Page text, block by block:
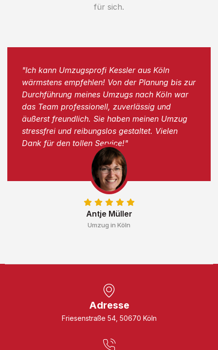
für sich.
Antje Müller
Umzug in Köln
"Ich kann Umzugsprofi Kessler aus Köln
wärmstens empfehlen! Von der Planung bis zur
Durchführung meines Umzugs nach Köln war
das Team professionell, zuverlässig und
äußerst freundlich. Sie haben meinen Umzug
stressfrei und reibungslos gestaltet. Vielen
Dank für den tollen Service!"
Adresse
Friesenstraße 54, 50670 Köln